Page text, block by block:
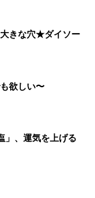
きな穴★ダイソー
欲しい〜
」、運気を上げる